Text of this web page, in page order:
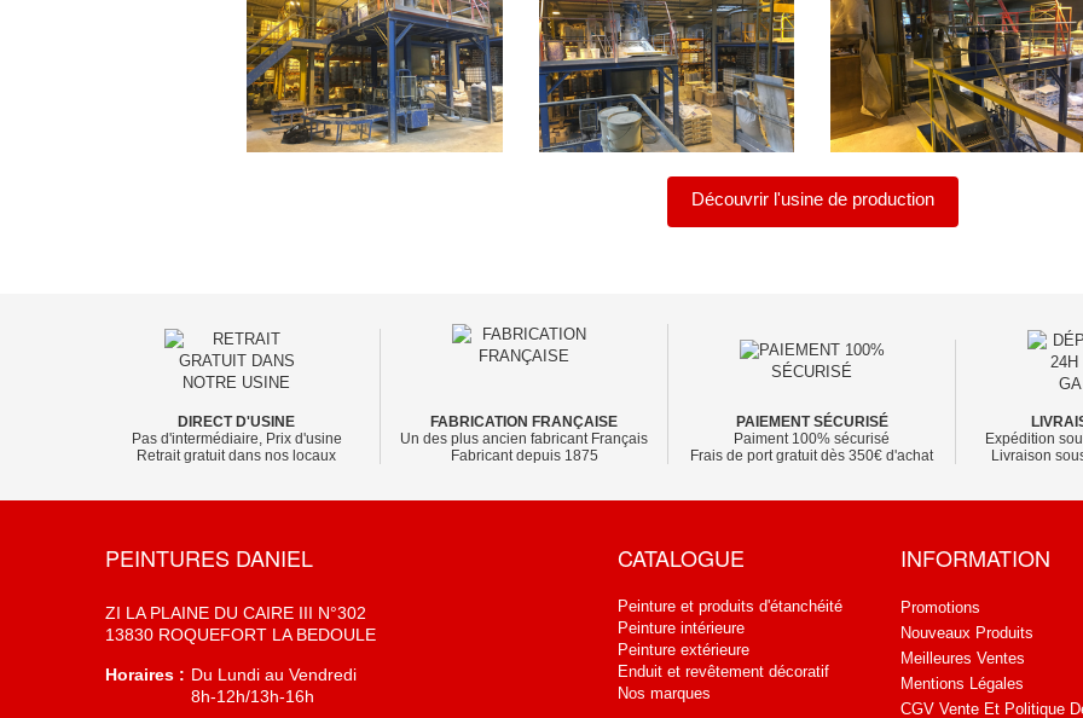
Découvrir l'usine de production
DIRECT D'USINE
Pas d'intermédiaire, Prix d'usine
Retrait gratuit dans nos locaux
FABRICATION FRANÇAISE
Un des plus ancien fabricant Français
Fabricant depuis 1875
PAIEMENT SÉCURISÉ
Paiment 100% sécurisé
Frais de port gratuit dès 350€ d'achat
Expédition
Livraison
PEINTURES DANIEL
ZI LA PLAINE DU CAIRE III N°302
13830 ROQUEFORT LA BEDOULE
Horaires : Du Lundi au Vendredi
8h-12h/13h-16h
CATALOGUE
Peinture et produits d'étanchéité
Peinture intérieure
Peinture extérieure
Enduit et revêtement décoratif
Nos marques
INFORMATION
Promotions
Nouveaux Produits
Meilleures Ventes
Mentions Légales
CGV Vente Et Politique